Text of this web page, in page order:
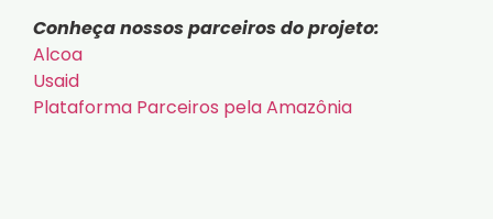
Conheça nossos parceiros do projeto:
Alcoa
Usaid
Plataforma Parceiros pela Amazônia